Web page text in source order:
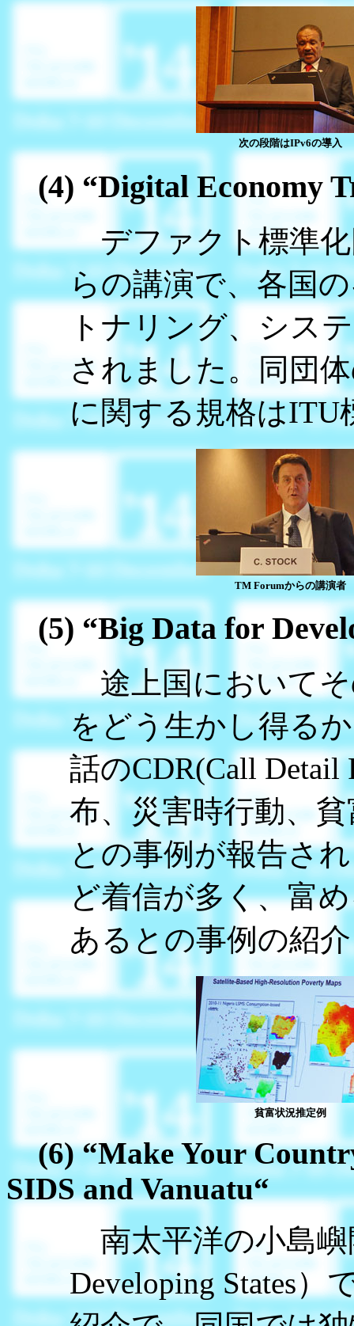
次の段階はIPv6の導入
(4) “Digital Economy
デファクト標準化
らの講演で、各国
トナリング、シス
されました。同団
に関する規格はITU
TM Forumからの講演者
(5) “Big Data for
途上国において
をどう生かし得る
話のCDR(Call Detail
布、災害時行動、
との事例が報告さ
ど着信が多く、富
あるとの事例の紹
貧富状況推定例
(6) “Make Your
SIDS and Vanuatu“
南太平洋の小島嶼
Developing States